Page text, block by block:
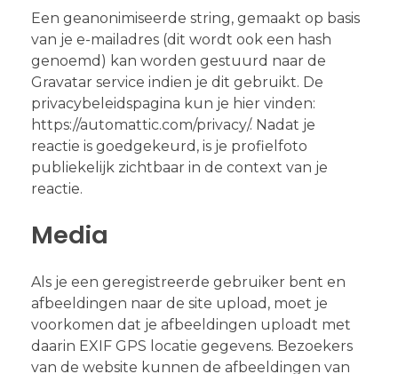
Een geanonimiseerde string, gemaakt op basis
van je e-mailadres (dit wordt ook een hash
genoemd) kan worden gestuurd naar de
Gravatar service indien je dit gebruikt. De
privacybeleidspagina kun je hier vinden:
https://automattic.com/privacy/. Nadat je
reactie is goedgekeurd, is je profielfoto
publiekelijk zichtbaar in de context van je
reactie.
Media
Als je een geregistreerde gebruiker bent en
afbeeldingen naar de site upload, moet je
voorkomen dat je afbeeldingen uploadt met
daarin EXIF GPS locatie gegevens. Bezoekers
van de website kunnen de afbeeldingen van